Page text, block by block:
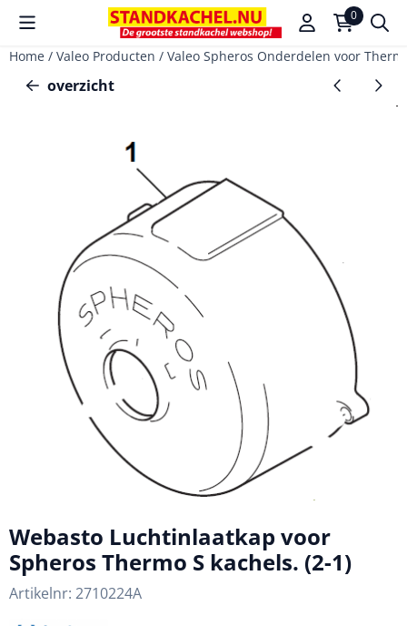
Cookievoorkeuren zijn beschikbaar. Kies instellingen of sta
0
Home / Valeo Producten / Valeo Spheros Onderdelen voor
overzicht
Webasto Luchtinlaatkap voor
Spheros Thermo S kachels. (2-1)
Artikelnr: 2710224A